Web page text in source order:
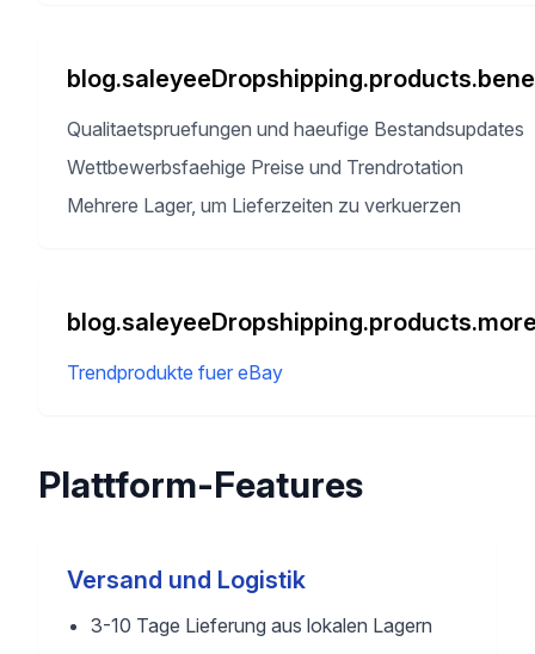
Qualitaetspruefungen und haeufige Bestandsupdates
Wettbewerbsfaehige Preise und Trendrotation
Mehrere Lager, um Lieferzeiten zu verkuerzen
Trendprodukte fuer eBay
Plattform-Features
Versand und Logistik
3-10 Tage Lieferung aus lokalen Lagern